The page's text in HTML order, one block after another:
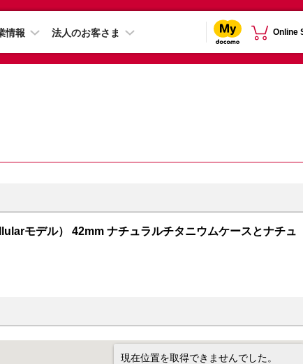
情報 法人のお客さま Online
モデル） 42mm ナチュラルチタニウムケースとナチュ
現在位置を取得できませんでした。